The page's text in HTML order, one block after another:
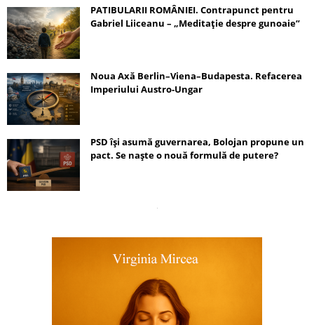
PATIBULARII ROMÂNIEI. Contrapunct pentru
Gabriel Liiceanu – „Meditație despre gunoaie”
Noua Axă Berlin–Viena–Budapesta. Refacerea
Imperiului Austro-Ungar
PSD își asumă guvernarea, Bolojan propune un
pact. Se naște o nouă formulă de putere?